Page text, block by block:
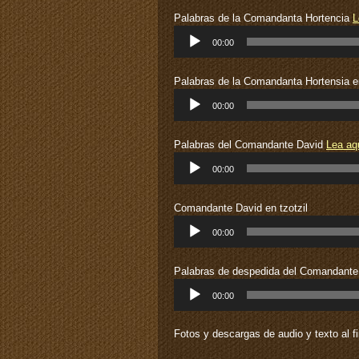
Palabras de la Comandanta Hortencia
Reproductor
audio
00:00
Palabras de la Comandanta Hortensia
Reproductor
audio
00:00
Palabras del Comandante David Lea
Reproductor
audio
00:00
Comandante David en tzotzil
Reproductor
audio
00:00
Palabras de despedida del
Reproductor
audio
00:00
Fotos y descargas de audio y texto al